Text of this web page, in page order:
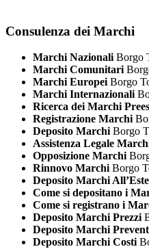
Consulenza dei Marchi
Marchi Nazionali Borgo
Marchi Comunitari
Marchi Europei Borgo
Marchi Internazionali
Ricerca dei Marchi
Registrazione Marchi
Deposito Marchi Borgo
Assistenza Legale
Opposizione Marchi
Rinnovo Marchi Borgo
Deposito Marchi
Come si depositano i
Come si registrano i
Deposito Marchi Prezzi
Deposito Marchi
Deposito Marchi Costi